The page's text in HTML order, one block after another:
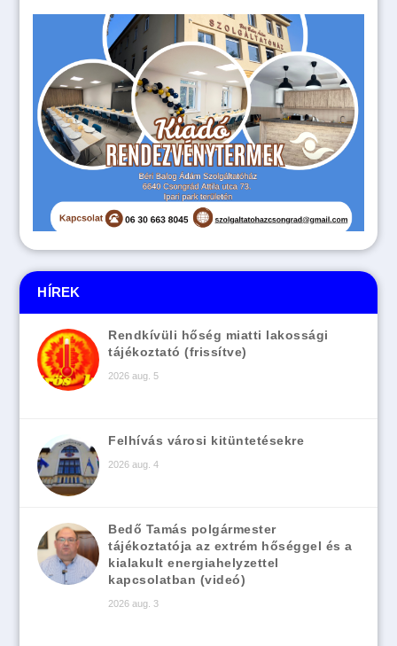
HÍREK
Rendkívüli hőség miatti lakossági
tájékoztató (frissítve)
2026 aug. 5
Felhívás városi kitüntetésekre
2026 aug. 4
Bedő Tamás polgármester
tájékoztatója az extrém hőséggel és a
kialakult energiahelyzettel
kapcsolatban (videó)
2026 aug. 3